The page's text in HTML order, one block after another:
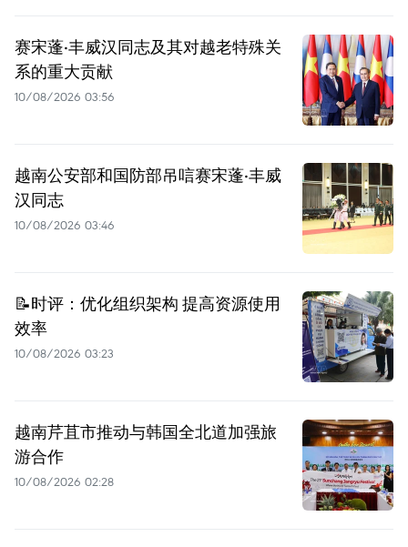
赛宋蓬·丰威汉同志及其对越老特殊关
系的重大贡献
10/08/2026 03:56
越南公安部和国防部吊唁赛宋蓬·丰威
汉同志
10/08/2026 03:46
📝时评：优化组织架构 提高资源使用
效率
10/08/2026 03:23
越南芹苴市推动与韩国全北道加强旅
游合作
10/08/2026 02:28